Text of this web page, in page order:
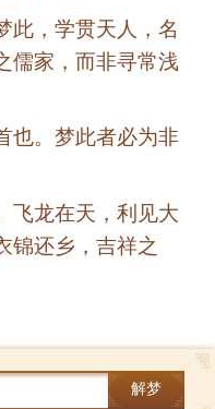
此，学贯天人，名
儒家，而非寻常浅
也。梦此者必为非
飞龙在天，利见大
锦还乡，吉祥之
解梦